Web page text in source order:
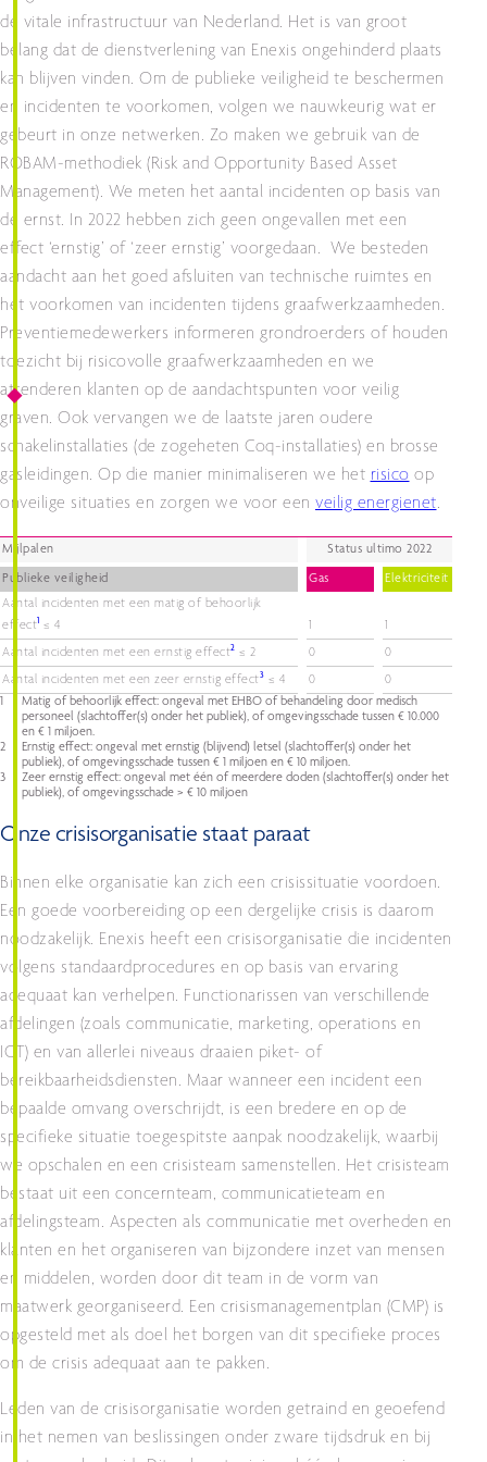
de vitale infrastructuur van Nederland. Het is van groot
belang dat de dienstverlening van Enexis ongehinderd plaats
kan blijven vinden. Om de publieke veiligheid te beschermen
en incidenten te voorkomen, volgen we nauwkeurig wat er
gebeurt in onze netwerken. Zo maken we gebruik van de
ROBAM-methodiek (Risk and Opportunity Based Asset
Management). We meten het aantal incidenten op basis van
de ernst. In 2022 hebben zich geen ongevallen met een
effect ‘ernstig’ of ‘zeer ernstig’ voorgedaan. We besteden
aandacht aan het goed afsluiten van technische ruimtes en
het voorkomen van incidenten tijdens graafwerkzaamheden.
Preventiemedewerkers informeren grondroerders of houden
toezicht bij risicovolle graafwerkzaamheden en we
attenderen klanten op de aandachtspunten voor veilig
graven. Ook vervangen we de laatste jaren oudere
schakelinstallaties (de zogeheten Coq-installaties) en brosse
gasleidingen. Op die manier minimaliseren we hetrisicoop
onveilige situaties en zorgen we voor een veilig energienet.
Mijlpalen Status ultimo 2022
Publieke veiligheid Gas
Elektriciteit
Aantal incidenten met een matig of behoorlijk
effect ≤ 4 1 1
Aantal incidenten met een ernstig effect2 ≤ 2 0 0
Aantal incidenten met een zeer ernstig effect3 ≤ 4 0
0
1
Matig of behoorlijk effect: ongeval met EHBO of behandeling door medisch
personeel (slachtoffer(s) onder het publiek), of omgevingsschade tussen € 10.000
en € 1 miljoen.
2
Ernstig effect: ongeval met ernstig (blijvend) letsel (slachtoffer(s) onder het
publiek), of omgevingsschade tussen € 1 miljoen en € 10 miljoen.
3
Zeer ernstig effect: ongeval met één of meerdere doden (slachtoffer(s) onder het
publiek), of omgevingsschade > € 10 miljoen
Onze crisisorganisatie staat paraat
Binnen elke organisatie kan zich een crisissituatie voordoen.
Een goede voorbereiding op een dergelijke crisis is daarom
noodzakelijk. Enexis heeft een crisisorganisatie die incidenten
volgens standaardprocedures en op basis van ervaring
adequaat kan verhelpen. Functionarissen van verschillende
afdelingen (zoals communicatie, marketing, operations en
ICT) en van allerlei niveaus draaien piket- of
bereikbaarheidsdiensten. Maar wanneer een incident een
bepaalde omvang overschrijdt, is een bredere en op de
specifieke situatie toegespitste aanpak noodzakelijk, waarbij
we opschalen en een crisisteam samenstellen. Het crisisteam
bestaat uit een concernteam, communicatieteam en
afdelingsteam. Aspecten als communicatie met overheden en
klanten en het organiseren van bijzondere inzet van mensen
en middelen, worden door dit team in de vorm van
maatwerk georganiseerd. Een crisismanagementplan (CMP) is
opgesteld met als doel het borgen van dit specifieke proces
om de crisis adequaat aan te pakken.
Leden van de crisisorganisatie worden getraind en geoefend
in het nemen van beslissingen onder zware tijdsdruk en bij